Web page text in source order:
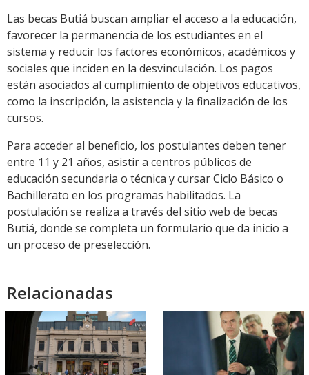
Las becas Butiá buscan ampliar el acceso a la educación,
favorecer la permanencia de los estudiantes en el
sistema y reducir los factores económicos, académicos y
sociales que inciden en la desvinculación. Los pagos
están asociados al cumplimiento de objetivos educativos,
como la inscripción, la asistencia y la finalización de los
cursos.
Para acceder al beneficio, los postulantes deben tener
entre 11 y 21 años, asistir a centros públicos de
educación secundaria o técnica y cursar Ciclo Básico o
Bachillerato en los programas habilitados. La
postulación se realiza a través del sitio web de becas
Butiá, donde se completa un formulario que da inicio a
un proceso de preselección.
Relacionadas